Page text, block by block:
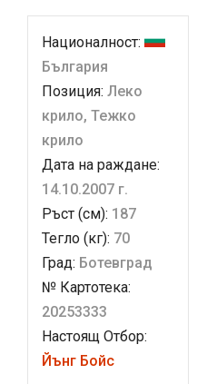
Националност:
България
Позиция: Леко
крило, Тежко
крило
Дата на раждане:
14.10.2007 г.
Ръст (см): 187
Тегло (кг): 70
Град: Ботевград
№ Картотека:
20253333
Настоящ Отбор:
Йънг Бойс